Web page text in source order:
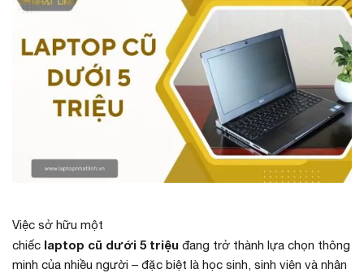
Việc sở hữu một
chiếc laptop cũ dưới 5 triệu đang trở thành lựa chọn thông
minh của nhiều người – đặc biệt là học sinh, sinh viên và nhân